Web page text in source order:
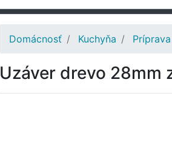
Domácnosť Kuchyňa
Uzáver drevo 28mm